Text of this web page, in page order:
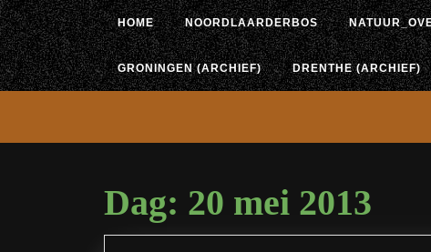
Ga
naar
de
inhoud
HOME NOORDLAARDERBOS
GRONINGEN (ARCHIEF) DRENTHE (ARCHIEF)
Dag: 20 mei 2013